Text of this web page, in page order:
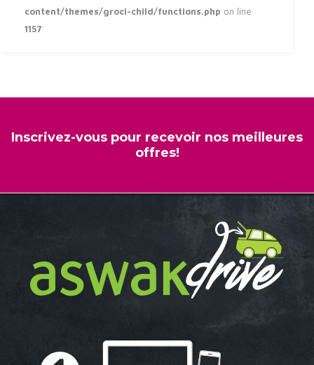
content/themes/groci-child/functions.php on line
1157
Inscrivez-vous pour recevoir nos meilleures
offres!